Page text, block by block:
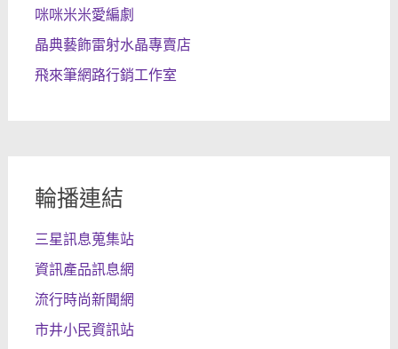
咪咪米米愛編劇
晶典藝飾雷射水晶專賣店
飛來筆網路行銷工作室
輪播連結
三星訊息蒐集站
資訊產品訊息網
流行時尚新聞網
市井小民資訊站